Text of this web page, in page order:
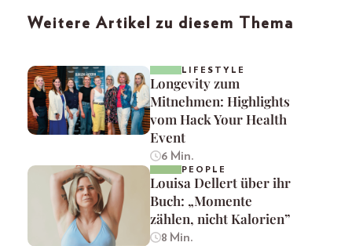
Weitere Artikel zu diesem Thema
LIFESTYLE
Longevity zum
Mitnehmen: Highlights
vom Hack Your Health
Event
6 Min.
PEOPLE
Louisa Dellert über ihr
Buch: „Momente
zählen, nicht Kalorien”
8 Min.